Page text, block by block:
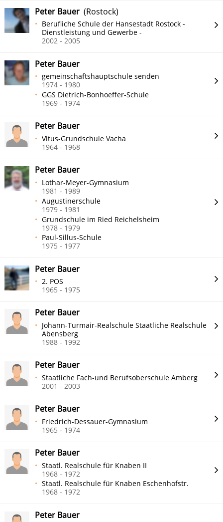
Peter Bauer (Rostock)
Berufliche Schule der Hansestadt Rostock -
Dienstleistung und Gewerbe -
2002 - 2005
Peter Bauer
gemeinschaftshauptschule senden
1974 - 1980
GGS Dietrich-Bonhoeffer-Schule
1969 - 1974
Peter Bauer
Vitus-Grundschule Vacha
1964 - 1968
Peter Bauer
Lothar-Meyer-Gymnasium
1981 - 1989
Augustinerschule
1979 - 1981
Grundschule im Ried Reichelsheim
1978 - 1979
Paul-Sillus-Schule
1975 - 1977
Peter Bauer
2. POS
1965 - 1975
Peter Bauer
Johann-Turmair-Realschule Staatliche Realschule
Abensberg
1988 - 1992
Peter Bauer
Staatliche Fach-und Berufsoberschule Amberg
2001 - 2003
Peter Bauer
Friedrich-Dessauer-Gymnasium
1965 - 1974
Peter Bauer
Staatl. Realschule für Knaben II
1968 - 1972
Staatl. Realschule für Knaben Eschenhofstr.
1968 - 1972
Peter Bauer